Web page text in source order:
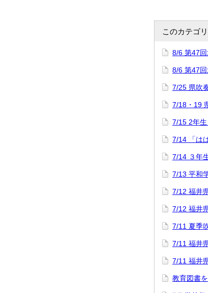
このカテゴ
8/6 第47
8/6 第47
7/25 県吹
7/18・19
7/15 2年生
7/14 「は
7/14 ３年
7/13 平和
7/12 福井
7/12 福井
7/11 夏季
7/11 福井
7/11 福井
教育図書